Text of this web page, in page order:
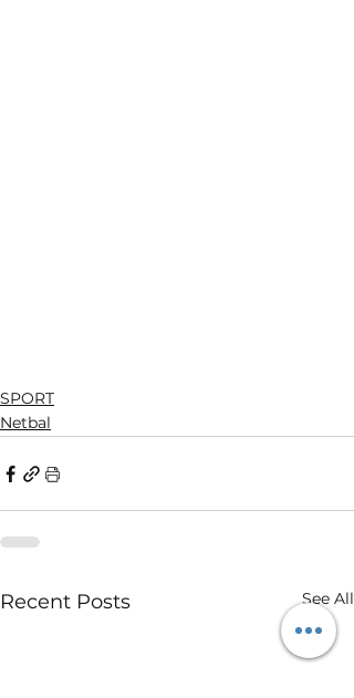
SPORT
Netbal
Recent Posts See All